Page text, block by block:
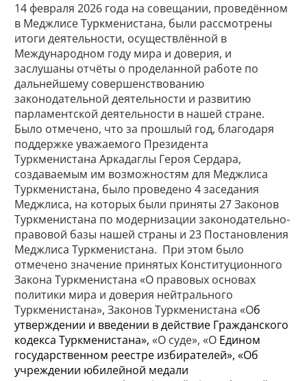
14 февраля 2026 года на совещании, проведённом
в Меджлисе Туркменистана, были рассмотрены
итоги деятельности, осуществлённой в
Международном году мира и доверия, и
заслушаны отчёты о проделанной работе по
дальнейшему совершенствованию
законодательной деятельности и развитию
парламентской деятельности в нашей стране.
Было отмечено, что за прошлый год, благодаря
поддержке уважаемого Президента
Туркменистана Аркадаглы Героя Сердара,
создаваемым им возможностям для Меджлиса
Туркменистана, было проведено 4 заседания
Меджлиса, на которых были приняты 27 Законов
Туркменистана по модернизации законодательно-
правовой базы нашей страны и 23 Постановления
Меджлиса Туркменистана. При этом было
отмечено значение принятых Конституционного
Закона Туркменистана «О правовых основах
политики мира и доверия нейтрального
Туркменистана», Законов Туркменистана «Об
утверждении и введении в действие Гражданского
кодекса Туркменистана», «О суде», «О Едином
государственном реестре избирателей», «Об
учреждении юбилейной медали